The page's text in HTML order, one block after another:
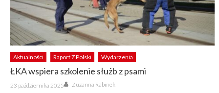
Aktualności Raport Z Polski Wydarzenia
ŁKA wspiera szkolenie służb z psami
Posted
on
23 października 2025 Author
Zuzanna Rabinek